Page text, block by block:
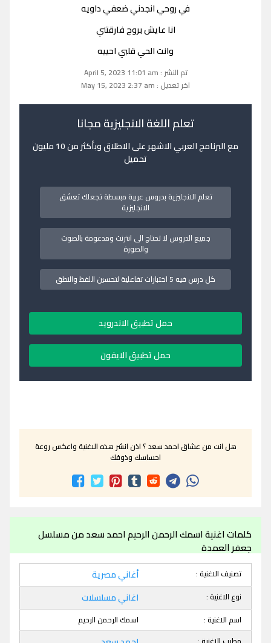
في روحي انجدني ضعفي داويه
انا عايش بروح فارقتني
وانت الحي قلبي احييه
تم النشر : April 5, 2023 11:01 am
اخر تعديل : May 15, 2023 2:37 am
تعلم اللغة الانجليزية مجانا
مع البرنامج العربي الاشهر على الاطلاق وبأكثر من 10 مليون
تحميل
تعلم الانجليزية بدروس عربية مبسطة تجعلك تعشق
الانجليزية
جميع الدروس لا تحتاج الى انترنت ومدعومة بالصوت
والصورة
كل درس فيه 5 اختبارات تفاعلية لتحسين اللفظ والنطق
حمل تطبيق الاندرويد
حمل تطبيق الايفون
هل انت من عشاق احمد سعد ؟ اذن انشر هذه الاغنية واعكس روعة
احساسك وذوقك
كلمات اغنية اسمك الرحمن الرحيم احمد سعد من مسلسل
جعفر العمدة
تصنيف الاغنية : أغاني مصرية
نوع الاغنية : اغاني مسلسلات
اسم الاغنية :
اسمك الرحمن الرحيم